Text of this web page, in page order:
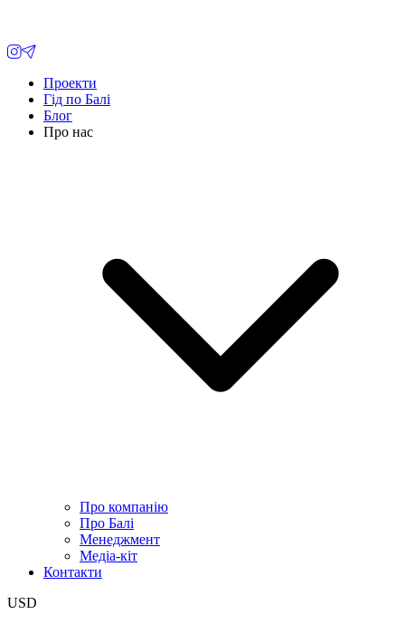
Проекти
Гід по Балі
Блог
Про нас
Про компанію
Про Балі
Менеджмент
Медіа-кіт
Контакти
USD